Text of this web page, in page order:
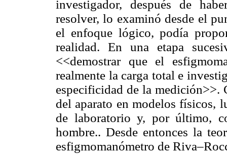
investigador, después de
resolver, lo examinó desde el
el enfoque lógico, podía
realidad. En una etapa
<<demostrar que el
realmente la carga total e
especificidad de la medición>>.
del aparato en modelos físicos,
de laboratorio y, por último,
hombre.. Desde entonces la
esfigmomanómetro de